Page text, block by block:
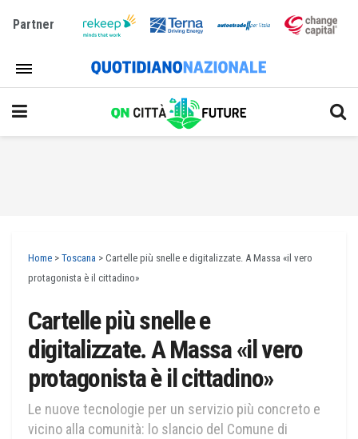
Partner
Home > Toscana > Cartelle più snelle e digitalizzate. A Massa «il vero
protagonista è il cittadino»
Cartelle più snelle e
digitalizzate. A Massa «il vero
protagonista è il cittadino»
Le nuove tecnologie per un servizio più concreto e
vicino alla comunità: lo slancio del Comune di